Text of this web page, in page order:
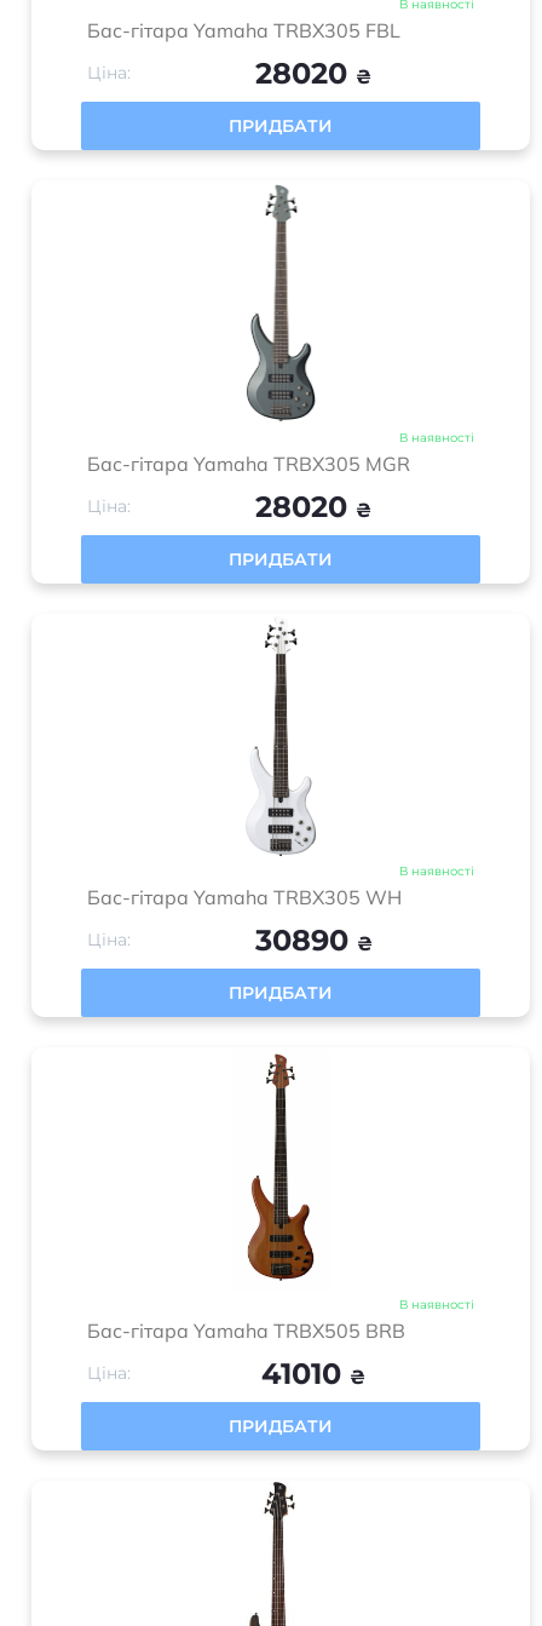
В наявності
Бас-гітара Yamaha TRBX305 FBL
Ціна: 28020 ₴
ПРИДБАТИ
В наявності
Бас-гітара Yamaha TRBX305 MGR
Ціна: 28020 ₴
ПРИДБАТИ
В наявності
Бас-гітара Yamaha TRBX305 WH
Ціна: 30890 ₴
ПРИДБАТИ
В наявності
Бас-гітара Yamaha TRBX505 BRB
Ціна: 41010 ₴
ПРИДБАТИ